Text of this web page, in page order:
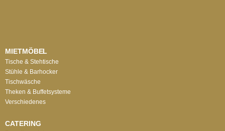
MIETMÖBEL
Tische & Stehtische
Stühle & Barhocker
Tischwäsche
Theken & Buffetsysteme
Verschiedenes
CATERING